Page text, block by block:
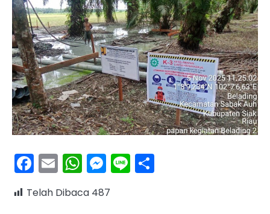
Facebook
EmailWhatsApp
Messenger
Line
Telah Dibaca 487